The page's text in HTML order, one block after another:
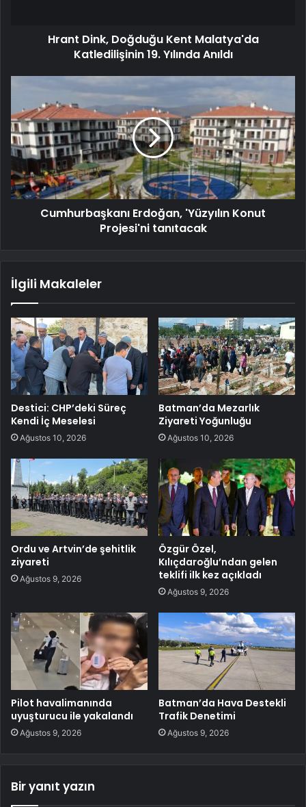
Hrant Dink, Doğduğu Kent Malatya'da
Katledilişinin 19. Yılında Anıldı
Cumhurbaşkanı Erdoğan, 'Yüzyılın Konut
Projesi'ni tanıtacak
İlgili Makaleler
Destici: CHP’deki Süreç
Kendi İç Meselesi
Ağustos 10, 2026
Batman’da Mezarlık
Ziyareti Yoğunluğu
Ağustos 10, 2026
Ordu ve Artvin’de şehitlik
ziyareti
Ağustos 9, 2026
Özgür Özel,
Kılıçdaroğlu’ndan gelen
teklifi ilk kez açıkladı
Ağustos 9, 2026
Pilot havalimanında
uyuşturucu ile yakalandı
Ağustos 9, 2026
Batman’da Hava Destekli
Trafik Denetimi
Ağustos 9, 2026
Bir yanıt yazın